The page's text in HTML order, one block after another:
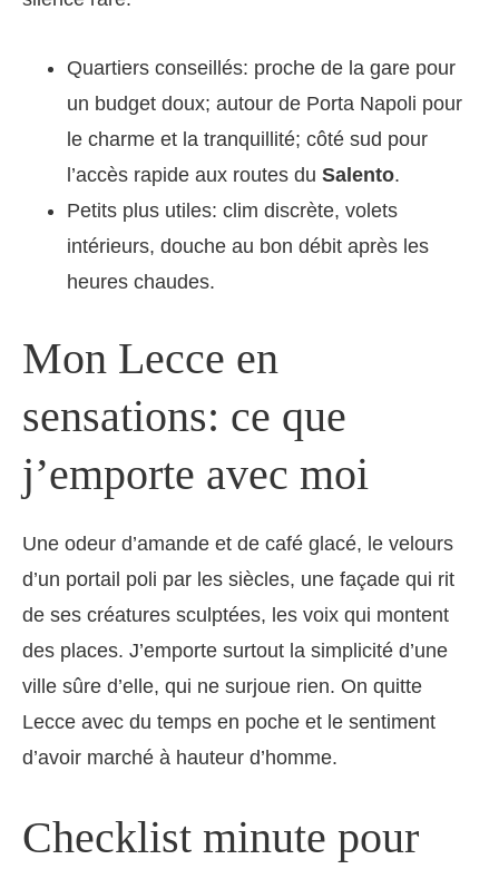
Quartiers conseillés: proche de la gare pour
un budget doux; autour de Porta Napoli pour
le charme et la tranquillité; côté sud pour
l’accès rapide aux routes du Salento.
Petits plus utiles: clim discrète, volets
intérieurs, douche au bon débit après les
heures chaudes.
Mon Lecce en
sensations: ce que
j’emporte avec moi
Une odeur d’amande et de café glacé, le velours
d’un portail poli par les siècles, une façade qui rit
de ses créatures sculptées, les voix qui montent
des places. J’emporte surtout la simplicité d’une
ville sûre d’elle, qui ne surjoue rien. On quitte
Lecce avec du temps en poche et le sentiment
d’avoir marché à hauteur d’homme.
Checklist minute pour